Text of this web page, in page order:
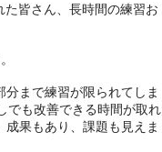
皆さん、 長時間の練習お
まで練習が限られてしま
でも改善できる時間が取れ
果もあり、 課題も見えま